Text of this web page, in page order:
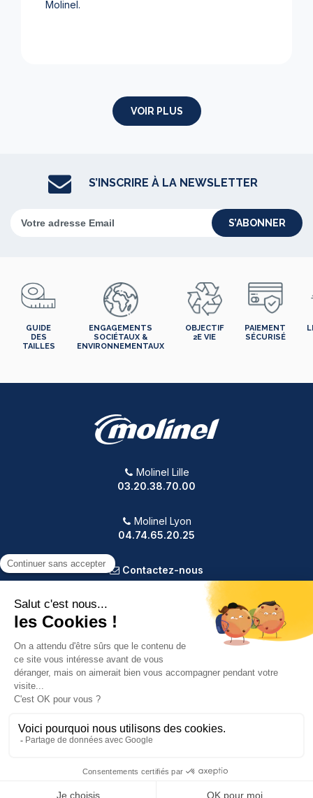
Molinel.
VOIR PLUS
S’INSCRIRE À LA NEWSLETTER
S’ABONNER
GUIDE
DES
TAILLES
ENGAGEMENTS
SOCIÉTAUX &
ENVIRONNEMENTAUX
OBJECTIF
2E VIE
PAIEMENT
SÉCURISÉ
Molinel Lille
03.20.38.70.00
Molinel Lyon
04.74.65.20.25
Contactez-nous
PRODUITS
NOTRE SOCIÉTÉ
VOTRE COMPTE
INFORMATIONS
Copyright © 2025 Molinel. Tout droit réservé.